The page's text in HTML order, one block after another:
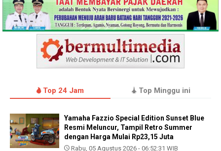
Top 24 Jam Top Minggu ini
Yamaha Fazzio Special Edition Sunset Blue
Resmi Meluncur, Tampil Retro Summer
dengan Harga Mulai Rp23,15 Juta
Rabu, 05 Agustus 2026 - 06:52:31 WIB